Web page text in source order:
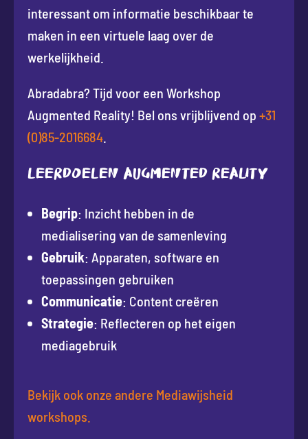
interessant om informatie beschikbaar te
maken in een virtuele laag over de
werkelijkheid.
Abradabra? Tijd voor een Workshop
Augmented Reality! Bel ons vrijblijvend op +31
(0)85-2016684
Leerdoelen Augmented Reality
Begrip: Inzicht hebben in de
medialisering van de samenleving
Gebruik: Apparaten, software en
toepassingen gebruiken
Communicatie: Content creëren
Strategie: Reflecteren op het eigen
mediagebruik
Bekijk ook onze andere Mediawijsheid
workshops.